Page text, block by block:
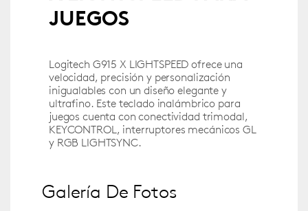
JUEGOS
Logitech G915 X LIGHTSPEED ofrece una
velocidad, precisión y personalización
inigualables con un diseño elegante y
ultrafino. Este teclado inalámbrico para
juegos cuenta con conectividad trimodal,
KEYCONTROL, interruptores mecánicos GL
y RGB LIGHTSYNC.
Galería De Fotos